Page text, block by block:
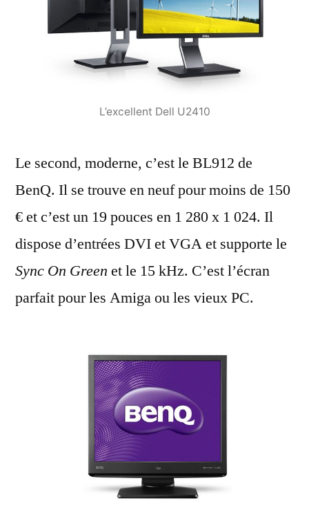
L’excellent Dell U2410
Le second, moderne, c’est le BL912 de
BenQ. Il se trouve en neuf pour moins de 150
€ et c’est un 19 pouces en 1 280 x 1 024. Il
dispose d’entrées DVI et VGA et supporte le
Sync On Green et le 15 kHz. C’est l’écran
parfait pour les Amiga ou les vieux PC.